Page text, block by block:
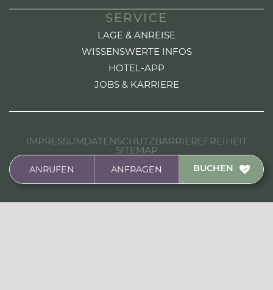
ANRUFEN ANFRAGEN BUCHEN
SERVICE
LAGE & ANREISE
WISSENSWERTE INFOS
HOTEL-APP
JOBS & KARRIERE
IMPRESSUMDATENSCHUTZBARRIEREFREIHEIT
SITEMAP
STUDIOELF.AT